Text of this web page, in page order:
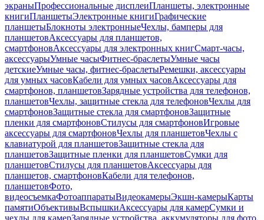
экраныПрофессиональные дисплеиПланшеты, электронные
книгиПланшетыЭлектронные книгиГрафические
планшетыБлокноты электронныеЧехлы, бамперы для
планшетовАксессуары для планшетов,
смартфоновАксессуары для электронных книгСмарт-часы,
аксессуарыУмные часыФитнес-браслетыУмные часы
детскиеУмные часы, фитнес-браслетыРемешки, аксессуары
для умных часовКабели для умных часовАксессуары для
смартфонов, планшетовЗарядные устройства для телефонов,
планшетовЧехлы, защитные стекла для телефоновЧехлы для
смартфоновЗащитные стекла для смартфоновЗащитные
пленки для смартфоновСтилусы для смартфоновИгровые
аксессуары для смартфоновЧехлы для планшетовЧехлы с
клавиатурой для планшетовЗащитные стекла для
планшетовЗащитные пленки для планшетовСумки для
планшетовСтилусы для планшетовАксессуары для
планшетов, смартфоновКабели для телефонов,
планшетовФото,
видеосъемкаФотоаппаратыВидеокамерыЭкшн-камерыКарты
памятиОбъективыВспышкиАксессуары для камерСумки и
чехлы для камерЗарядные устройства, аккумуляторы для фото,